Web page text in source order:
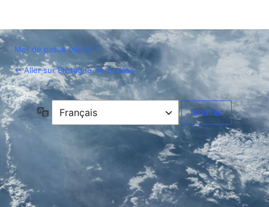
Mot de passe oublié ?
← Aller sur Bretagne Aerospace
Langue